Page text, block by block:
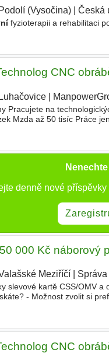
Podolí (Vysočina)| Česká
fyzioterapii a rehabilitaci
CNC
Luhačovice|
Pracujete na
Mzda až 50 tisíc Práce
denně nové
000 Kč náborový
Meziříčí|
slevové kartě CSS/OMV
- Možnost zvolit si
CNC